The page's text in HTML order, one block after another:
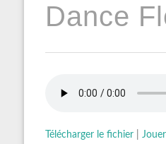
Dance
Télécharger le fichier|